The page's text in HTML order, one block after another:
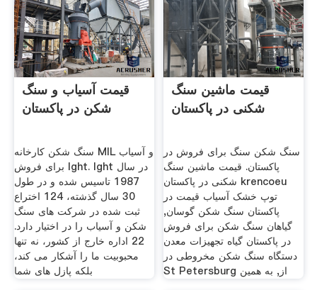
قیمت آسیاب و سنگ
شکن در پاکستان
سنگ شکن کارخانه MIL و آسیاب
برای فروش lght. lght در سال
1987 تاسیس شده و در طول
30 سال گذشته، 124 اختراع
ثبت شده در شركت های سنگ
شكن و آسیاب را در اختیار دارد.
22 اداره خارج از کشور، نه تنها
محبوبیت ما را آشکار می کند،
بلکه پازل های شما
قیمت ماشین سنگ
شکنی در پاکستان
سنگ شکن سنگ برای فروش در
پاکستان. قیمت ماشین سنگ
شکنی در پاکستان krencoeu
توپ خشک آسیاب قیمت در
پاکستان سنگ شکن گوسان,
گیاهان سنگ شکن برای فروش
در پاکستان گیاه تجهیزات معدن
دستگاه سنگ شکن مخروطی در
St Petersburg از, به همین